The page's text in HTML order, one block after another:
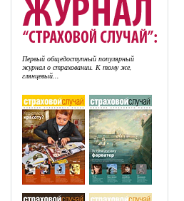
Первый общедоступный популярный
журнал о страховании. К тому же,
глянцевый...